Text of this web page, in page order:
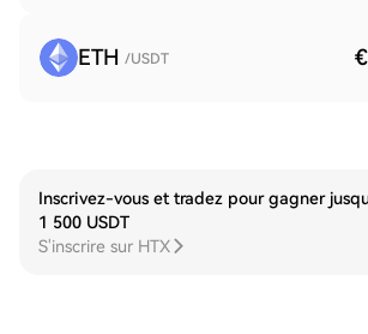
ETH /USDT
Inscrivez-vous et tradez pour gagner
1 500 USDT
S'inscrire sur HTX